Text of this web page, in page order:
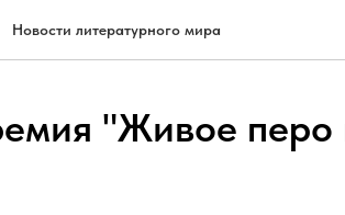
Новости литературного мира
"Живое перо